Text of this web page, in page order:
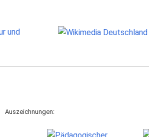
Auszeichnungen: